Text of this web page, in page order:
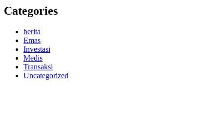
Categories
berita
Emas
Investasi
Medis
Transaksi
Uncategorized